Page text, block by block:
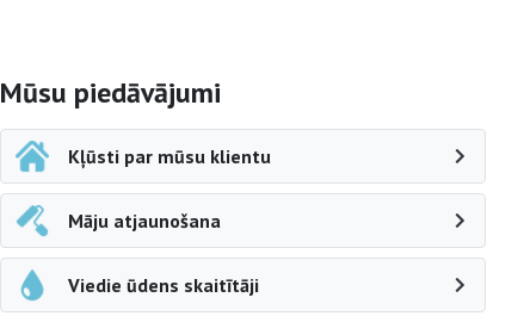
Sāna navigācija
Mūsu piedāvājumi
Kļūsti par mūsu klientu
Māju atjaunošana
Viedie ūdens skaitītāji